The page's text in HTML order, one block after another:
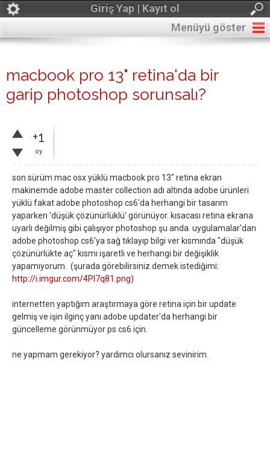
Giriş Yap | Kayıt ol
Menüyü göster
macbook pro 13" retina'da bir
garip photoshop sorunsalı?
+1
oy
son sürüm mac osx yüklü macbook pro 13" retina ekran
makinemde adobe master collection adı altında adobe ürünleri
yüklü fakat adobe photoshop cs6'da herhangi bir tasarım
yaparken 'düşük çözünürlüklü' görünüyor. kısacası retina ekrana
uyarlı değilmiş gibi çalışıyor photoshop şu anda. uygulamalar'dan
adobe photoshop cs6'ya sağ tıklayıp bilgi ver kısmında "düşük
çözünürlükte aç" kısmı işaretli ve herhangi bir değişiklik
yapamıyorum. (şurada görebilirsiniz demek istediğimi:
http://i.imgur.com/4Pl7q81.png)
internetten yaptığım araştırmaya göre retina için bir update
gelmiş ve işin ilginç yanı adobe updater'da herhangi bir
güncelleme görünmüyor ps cs6 için.
ne yapmam gerekiyor? yardımcı olursanız sevinirim.